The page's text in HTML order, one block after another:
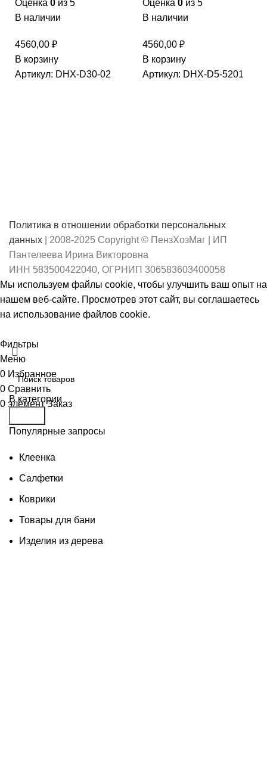
Оценка 0 из 5
В наличии
4560,00 ₽
В корзину
Артикул: DHX-D30-02
Оценка 0 из 5
В наличии
4560,00 ₽
В корзину
Артикул: DHX-D5-5201
Политика в отношении обработки персональных
данных | 2008-2025 Copyright © ПензХозМаг | ИП
Пантелеева Ирина Викторовна
ИНН 583500422040, ОГРНИП 306583603400058
Мы используем файлы cookie, чтобы улучшить ваш опыт на
нашем веб-сайте. Просмотрев этот сайт, вы соглашаетесь
на использование файлов cookie.
В категории
Популярные запросы
Клеенка
Салфетки
Коврики
Товары для бани
Изделия из дерева
Фильтры
Меню
0 Избранное
0 Сравнить
0 элемент Заказ